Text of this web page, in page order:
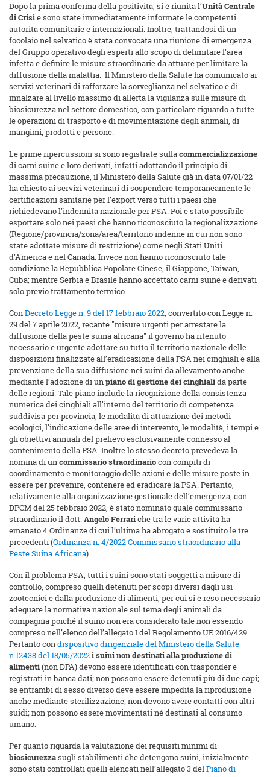
Dopo la prima conferma della positività, si è riunita l’Unità Centrale
di Crisie sono state immediatamente informate le competenti
autorità comunitarie e internazionali. Inoltre, trattandosi di un
focolaio nel selvatico è stata convocata una riunione di emergenza
del Gruppo operativo degli esperti allo scopo di delimitare l’area
infetta e definire le misure straordinarie da attuare per limitare la
diffusione della malattia. Il Ministero della Salute ha comunicato ai
servizi veterinari di rafforzare la sorveglianza nel selvatico e di
innalzare al livello massimo di allerta la vigilanza sulle misure di
biosicurezza nel settore domestico, con particolare riguardo a tutte
le operazioni di trasporto e di movimentazione degli animali, di
mangimi, prodotti e persone.
Le prime ripercussioni si sono registrate sullacommercializzazione
di carni suine e loro derivati, infatti adottando il principio di
massima precauzione, il Ministero della Salute già in data 07/01/22
ha chiesto ai servizi veterinari di sospendere temporaneamente le
certificazioni sanitarie per l’export verso tutti i paesi che
richiedevano l’indennità nazionale per PSA. Poi è stato possibile
esportare solo nei paesi che hanno riconosciuto la regionalizzazione
(Regione/provincia/zona/area/territorio indenne in cui non sono
state adottate misure di restrizione) come negli Stati Uniti
d’America e nel Canada. Invece non hanno riconosciuto tale
condizione la Repubblica Popolare Cinese, il Giappone, Taiwan,
Cuba; mentre Serbia e Brasile hanno accettato carni suine e derivati
solo previo trattamento termico.
ConDecreto Legge n. 9 del 17 febbraio 2022, convertito con Legge n.
29 del 7 aprile 2022, recante "misure urgenti per arrestare la
diffusione della peste suina africana" il governo ha ritenuto
necessario e urgente adottare su tutto il territorio nazionale delle
disposizioni finalizzate all’eradicazione della PSA nei cinghiali e alla
prevenzione della sua diffusione nei suini da allevamento anche
mediante l’adozione di unpiano di gestione dei cinghialida parte
delle regioni. Tale piano include la ricognizione della consistenza
numerica dei cinghiali all'interno del territorio di competenza
suddivisa per provincia, le modalità di attuazione dei metodi
ecologici, l'indicazione delle aree di intervento, le modalità, i tempi e
gli obiettivi annuali del prelievo esclusivamente connesso al
contenimento della PSA. Inoltre lo stesso decreto prevedeva la
nomina di uncommissario straordinariocon compiti di
coordinamento e monitoraggio delle azioni e delle misure poste in
essere per prevenire, contenere ed eradicare la PSA. Pertanto,
relativamente alla organizzazione gestionale dell’emergenza, con
DPCM del 25 febbraio 2022, è stato nominato quale commissario
straordinario il dott.Angelo Ferrariche tra le varie attività ha
emanato 4 Ordinanze di cui l’ultima ha abrogato e sostituito le tre
precedenti (Ordinanza n. 4/2022 Commissario straordinario alla
Peste Suina Africana).
Con il problema PSA, tutti i suini sono stati soggetti a misure di
controllo, compreso quelli detenuti per scopi diversi dagli usi
zootecnici e dalla produzione di alimenti, per cui si è reso necessario
adeguare la normativa nazionale sul tema degli animali da
compagnia poiché il suino non era considerato tale non essendo
compreso nell’elenco dell’allegato I del Regolamento UE 2016/429.
Pertanto condispositivo dirigenziale del Ministero della Salute
n.12438 del 18/05/2022i suini non destinati alla produzione di
alimenti(non DPA) devono essere identificati con trasponder e
registrati in banca dati; non possono essere detenuti più di due capi;
se entrambi di sesso diverso deve essere impedita la riproduzione
anche mediante sterilizzazione; non devono avere contatti con altri
suidi; non possono essere movimentati né destinati al consumo
umano.
Per quanto riguarda la valutazione dei requisiti minimi di
biosicurezzasugli stabilimenti che detengono suini, inizialmente
sono stati controllati quelli elencati nell’allegato 3 delPiano di